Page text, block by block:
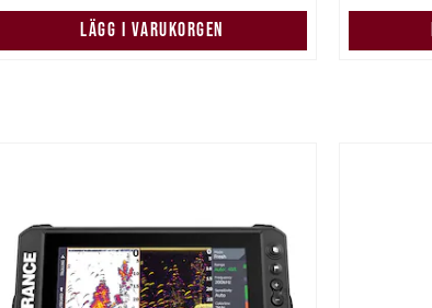
LÄGG I VARUKORGEN